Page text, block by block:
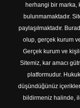
herhangi bir marka,
bulunmamaktadır.
paylaşılmaktadır.
olup, gerçek kurum
Gerçek kurum ve
Sitemiz, kar amacı
platformudur.
düşündüğünüz
bildirmeniz halinde,